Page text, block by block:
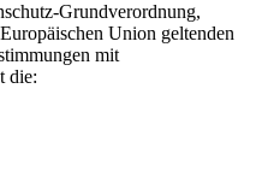
Grundverordnung,
Union geltenden
mit
die: